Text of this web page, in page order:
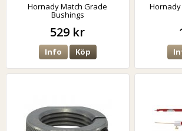
Hornady Match Grade
Bushings
529 kr
Info Köp